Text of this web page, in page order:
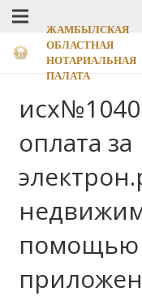
ЖАМБЫЛСКАЯ
ОБЛАСТНАЯ
НОТАРИАЛЬНАЯ
ПАЛАТА
исх№1040
оплата за
помощью